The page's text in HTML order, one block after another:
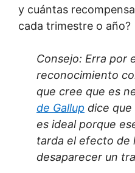
y cuántas
cada trimestre o año?
Consejo: Erra por
reconocimiento
que cree que es
de Gallup dice que
es ideal porque
tarda el efecto de
desaparecer un